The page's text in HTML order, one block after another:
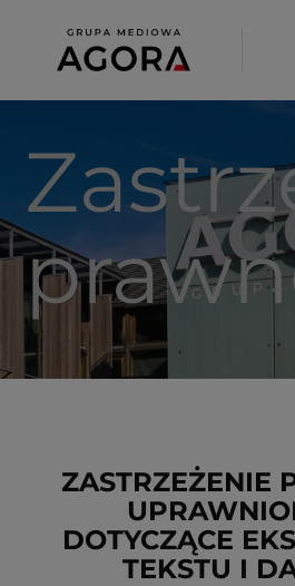
ZASTRZEŻENIE
DOTYCZĄCE
TEKSTU I